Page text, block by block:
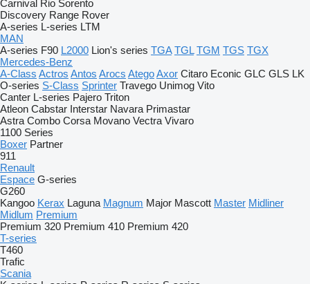
Carnival Rio Sorento
Discovery Range Rover
A-series L-series LTM
MAN
A-series F90 L2000 Lion's series TGA TGL TGM TGS TGX
Mercedes-Benz
A-Class Actros Antos Arocs AtegoAxor Citaro Econic GLC GLS LK
O-series S-Class Sprinter Travego Unimog Vito
Canter L-series Pajero Triton
Atleon Cabstar Interstar Navara Primastar
Astra Combo Corsa Movano Vectra Vivaro
1100 Series
Boxer Partner
911
Renault
Espace G-series
G260
Kangoo Kerax Laguna Magnum Major Mascott Master Midliner
Midlum Premium
Premium 320 Premium 410 Premium 420
T-series
T460
Trafic
Scania